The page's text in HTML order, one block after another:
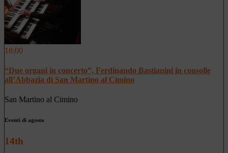
18:00
“Due organi in concerto”, Ferdinando Bastianini in consolle
all’Abbazia di San Martino al Cimino
San Martino al Cimino
Eventi di agosto
14th